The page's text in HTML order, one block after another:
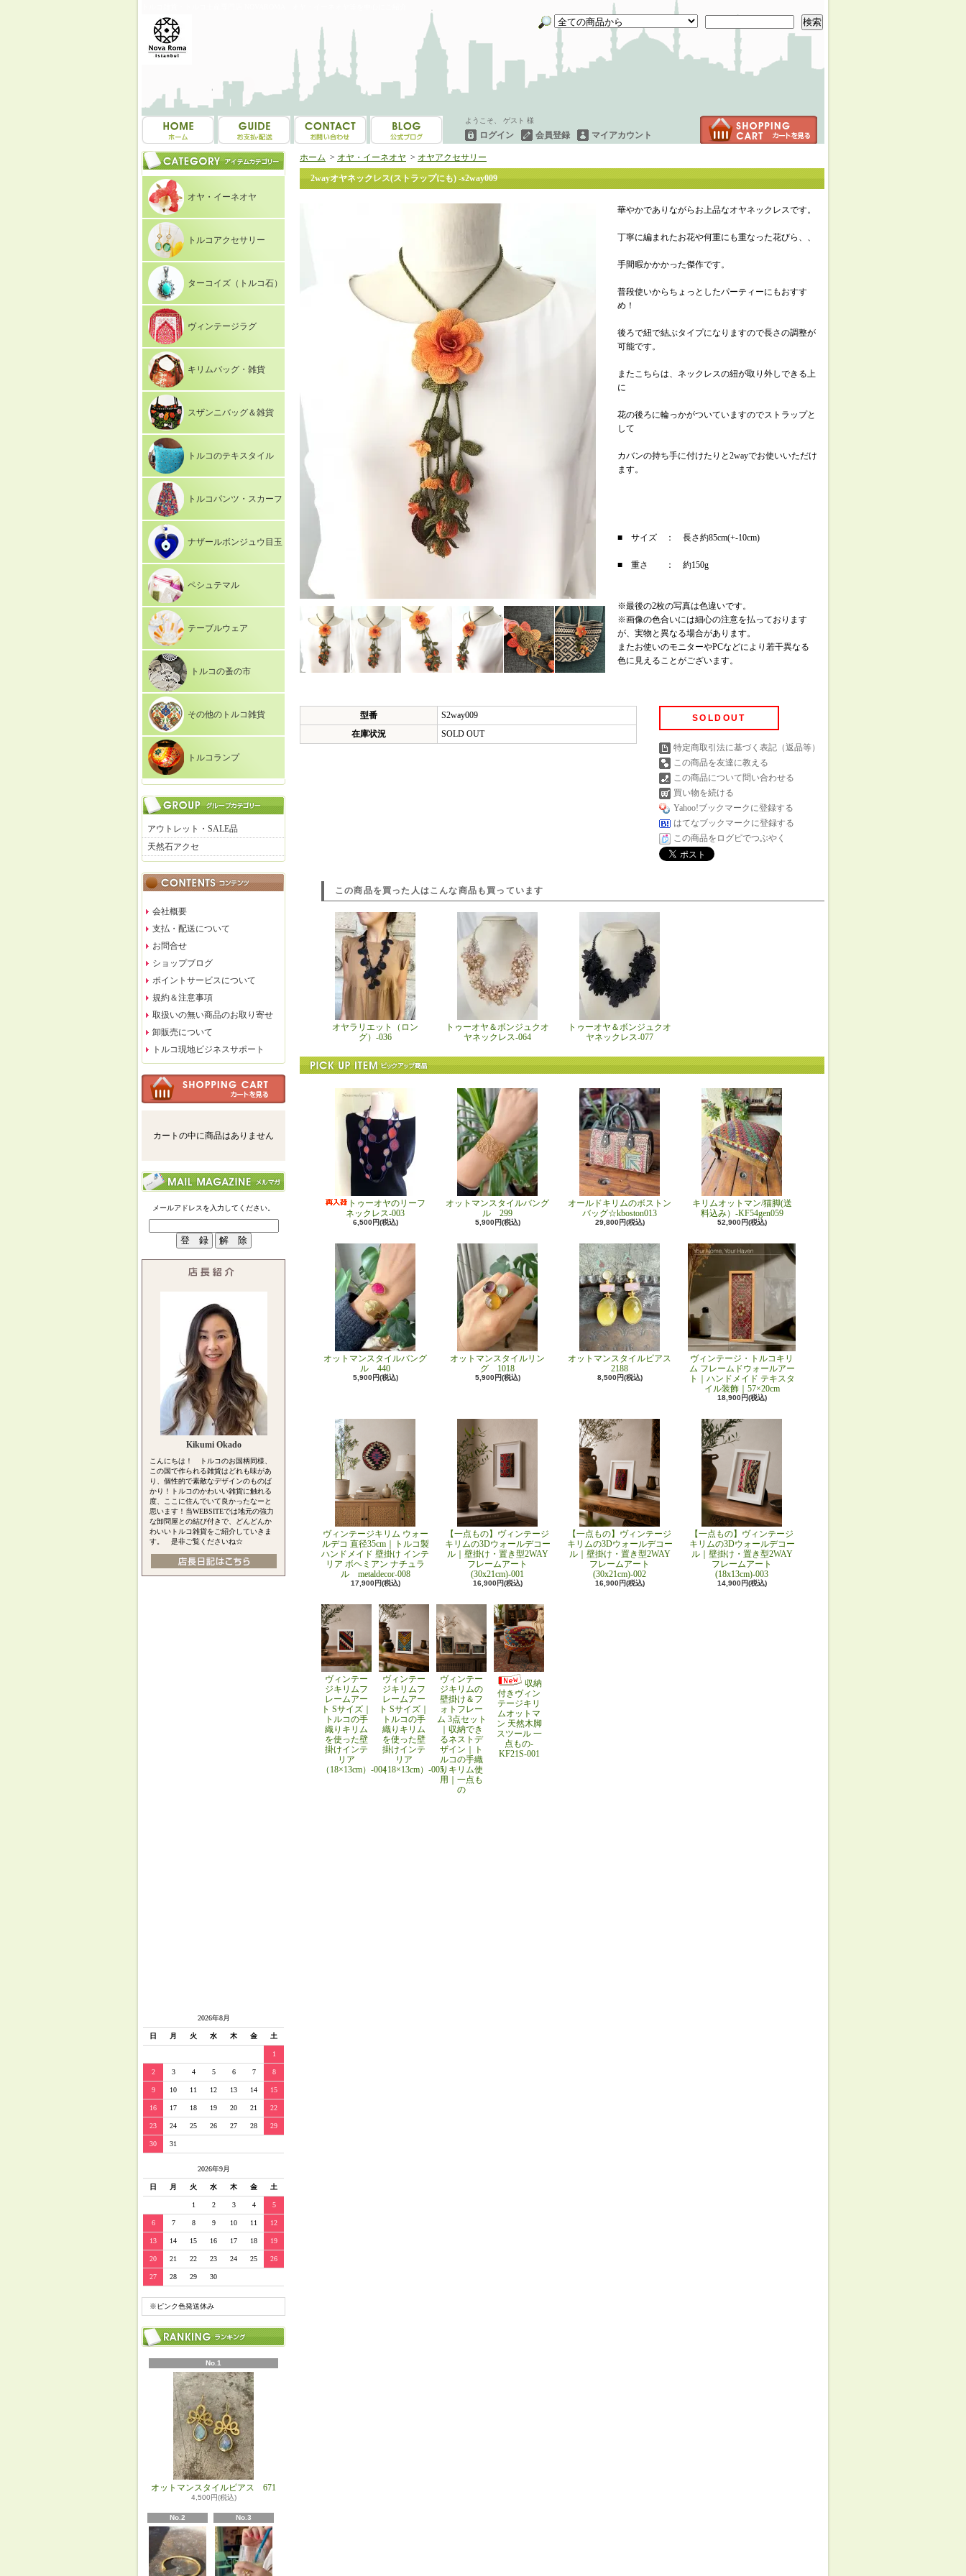
検索
ようこそ、 ゲスト 様
ログイン 会員登録 マイアカウント
オヤ・イーネオヤ
トルコアクセサリー
ターコイズ（トルコ石）
ヴィンテージラグ
キリムバッグ・雑貨
スザンニバッグ＆雑貨
トルコのテキスタイル
トルコパンツ・スカーフ
ナザールボンジュウ目玉
ペシュテマル
テーブルウェア
トルコの蚤の市
その他のトルコ雑貨
トルコランプ
アウトレット・SALE品
天然石アクセ
会社概要
支払・配送について
お問合せ
ショップブログ
ポイントサービスについて
規約＆注意事項
取扱いの無い商品のお取り寄せ
卸販売について
トルコ現地ビジネスサポート
カートの中に商品はありません
メールアドレスを入力してください。
Kikumi Okado
こんにちは！ トルコのお国柄同様、
この国で作られる雑貨はどれも味があ
り、個性的で素敵なデザインのものば
かり！トルコのかわいい雑貨に触れる
度、ここに住んでいて良かったなーと
思います！当WEBSITEでは地元の強力
な卸問屋との結び付きで、どんどんか
わいいトルコ雑貨をご紹介していきま
す。 是非ご覧くださいね☆
2026年8月
日 月 火 水 木 金 土
1
2 3 4 5 6 7 8
9 10 11 12 13 14 15
16 17 18 19 20 21 22
23 24 25 26 27 28 29
30 31
2026年9月
日 月 火 水 木 金 土
1 2 3 4 5
6 7 8 9 10 11 12
13 14 15 16 17 18 19
20 21 22 23 24 25 26
27 28 29 30
※ピンク色発送休み
No.1
オットマンスタイルピアス 671
4,500円(税込)
No.2 No.3
ホーム > オヤ・イーネオヤ > オヤアクセサリー
2wayオヤネックレス(ストラップにも) -s2way009
華やかでありながらお上品なオヤネックレスです。
丁寧に編まれたお花や何重にも重なった花びら、、
手間暇かかかった傑作です。
普段使いからちょっとしたパーティーにもおすす
め！
後ろで紐で結ぶタイプになりますので長さの調整が
可能です。
またこちらは、ネックレスの紐が取り外しできる上
に
花の後ろに輪っかがついていますのでストラップと
して
カバンの持ち手に付けたりと2wayでお使いいただけ
ます。
■ サイズ ： 長さ約85cm(+-10cm)
■ 重さ ： 約150g
※最後の2枚の写真は色違いです。
※画像の色合いには細心の注意を払っております
が、実物と異なる場合があります。
またお使いのモニターやPCなどにより若干異なる
色に見えることがございます。
型番
S2way009
在庫状況
SOLD OUT
SOLDOUT
特定商取引法に基づく表記（返品等）
この商品を友達に教える
この商品について問い合わせる
買い物を続ける
Yahoo!ブックマークに登録する
はてなブックマークに登録する
この商品をログピでつぶやく
この商品を買った人はこんな商品も買っています
オヤラリエット（ロン
グ）-036
トゥーオヤ＆ボンジュクオ
ヤネックレス-064
トゥーオヤ＆ボンジュクオ
ヤネックレス-077
トゥーオヤのリーフ
ネックレス-003
6,500円(税込)
オットマンスタイルバング
ル 299
5,900円(税込)
オールドキリムのボストン
バッグ☆kboston013
29,800円(税込)
キリムオットマン/猫脚(送
料込み）-KF54gen059
52,900円(税込)
オットマンスタイルバング
ル 440
5,900円(税込)
オットマンスタイルリン
グ 1018
5,900円(税込)
オットマンスタイルピアス
2188
8,500円(税込)
ヴィンテージ・トルコキリ
ム フレームドウォールアー
ト｜ハンドメイド テキスタ
イル装飾｜57×20cm
18,900円(税込)
ヴィンテージキリム ウォー
ルデコ 直径35cm｜トルコ製
ハンドメイド 壁掛け インテ
リア ボヘミアン ナチュラ
ル metaldecor-008
17,900円(税込)
【一点もの】ヴィンテージ
キリムの3Dウォールデコー
ル｜壁掛け・置き型2WAY
フレームアート
(30x21cm)-001
16,900円(税込)
【一点もの】ヴィンテージ
キリムの3Dウォールデコー
ル｜壁掛け・置き型2WAY
フレームアート
(30x21cm)-002
16,900円(税込)
【一点もの】ヴィンテージ
キリムの3Dウォールデコー
ル｜壁掛け・置き型2WAY
フレームアート
(18x13cm)-003
14,900円(税込)
ヴィンテー
ジキリムフ
レームアー
ト Sサイズ｜
トルコの手
織りキリム
を使った壁
掛けインテ
リア
（18×13cm）-004
ヴィンテー
ジキリムフ
レームアー
ト Sサイズ｜
トルコの手
織りキリム
を使った壁
掛けインテ
リア
（18×13cm）-005
ヴィンテー
ジキリムの
壁掛け＆フ
ォトフレー
ム 3点セット
｜収納でき
るネストデ
ザイン｜ト
ルコの手織
りキリム使
用｜一点も
の
収納
付きヴィン
テージキリ
ムオットマ
ン 天然木脚
スツール 一
点もの-
KF21S-001